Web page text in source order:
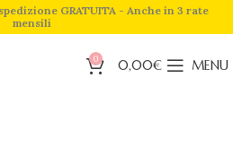
GRATUITA - Anche in 3 rate
mensili
0 0,00€ MENU